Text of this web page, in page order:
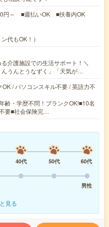
円～ ■週払いOK ■扶養内OK
代もOK！）
介護施設での生活サポート！＼
んうんとうなずく」「天気が…
/ パソコンスキル不要 / 英語力不
齢・学歴不問！ブランクOK!■10名
要■社会保険完…
40代 50代
60代
男性
見る